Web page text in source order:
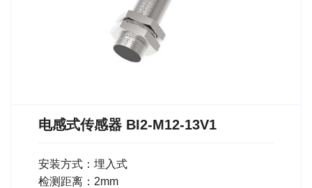
电感式传感器 BI2-M12-13V1
安装方式：埋入式
检测距离：2mm